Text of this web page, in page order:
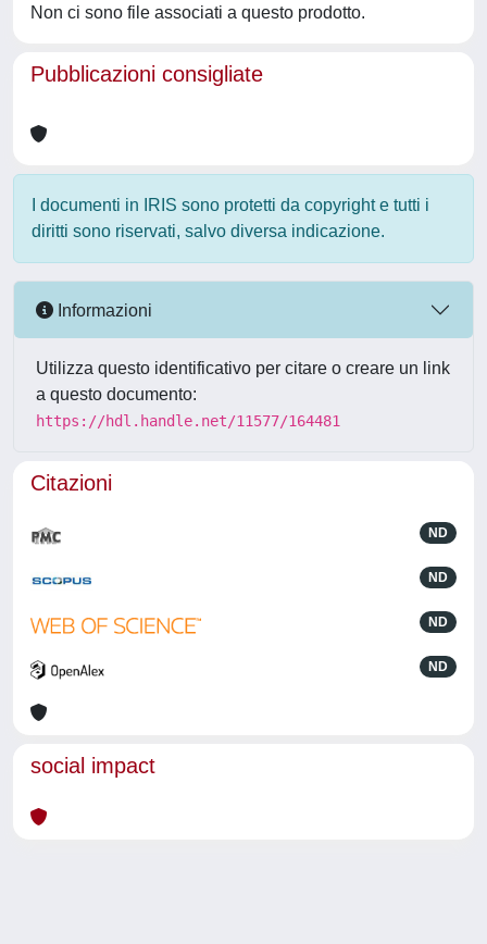
Non ci sono file associati a questo prodotto.
Pubblicazioni consigliate
I documenti in IRIS sono protetti da copyright e tutti i
diritti sono riservati, salvo diversa indicazione.
Informazioni
Utilizza questo identificativo per citare o creare un link
a questo documento:
https://hdl.handle.net/11577/164481
Citazioni
ND
ND
ND
ND
social impact